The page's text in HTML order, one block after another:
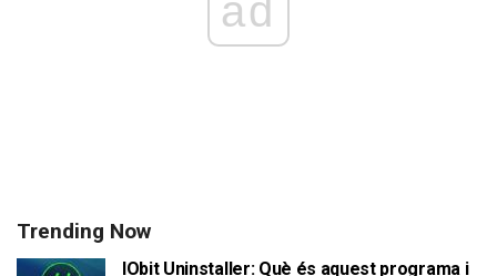
ad
Trending Now
IObit Uninstaller: Què és aquest programa i